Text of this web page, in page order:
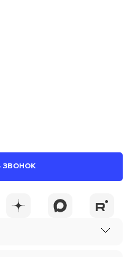
КОММЕНТАРИЙ
ЗВОНОК